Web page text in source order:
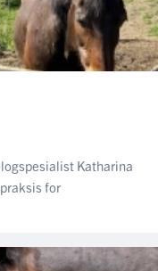
Katharina
for